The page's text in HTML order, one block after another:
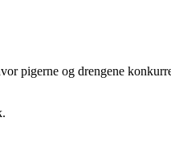
pigerne og drengene